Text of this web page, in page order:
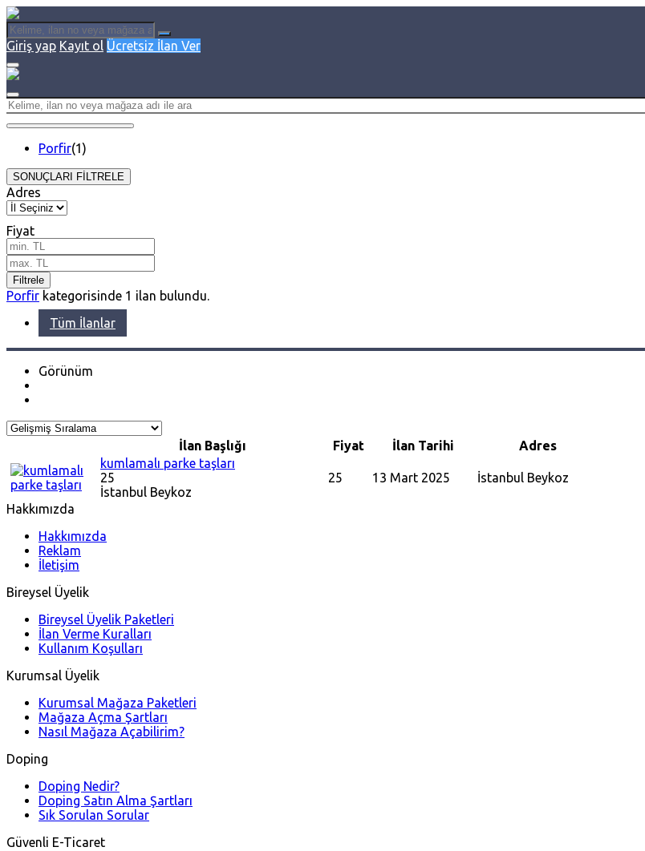
Giriş yap Kayıt ol Ücretsiz İlan Ver
Porfir(1)
SONUÇLARI FİLTRELE
Adres
Fiyat
Filtrele
Porfir kategorisinde 1 ilan bulundu.
Tüm İlanlar
Görünüm
İlan Başlığı Fiyat İlan Tarihi
Adres
kumlamalı parke taşları
25
İstanbul Beykoz
25 13 Mart 2025 İstanbul Beykoz
Hakkımızda
Hakkımızda
Reklam
İletişim
Bireysel Üyelik
Bireysel Üyelik Paketleri
İlan Verme Kuralları
Kullanım Koşulları
Kurumsal Üyelik
Kurumsal Mağaza Paketleri
Mağaza Açma Şartları
Nasıl Mağaza Açabilirim?
Doping
Doping Nedir?
Doping Satın Alma Şartları
Sık Sorulan Sorular
Güvenli E-Ticaret